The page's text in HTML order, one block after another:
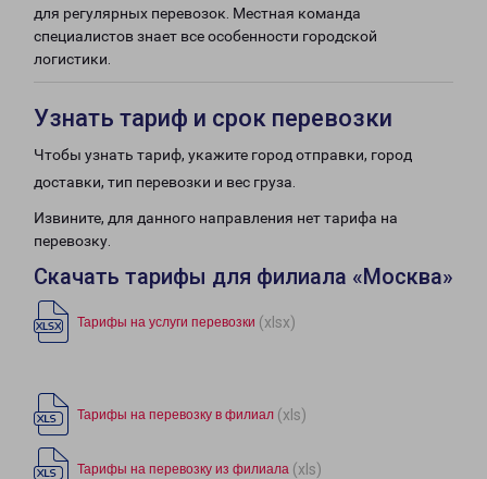
для регулярных перевозок. Местная команда
специалистов знает все особенности городской
логистики.
Узнать тариф и срок перевозки
Чтобы узнать тариф, укажите город отправки, город
доставки, тип перевозки и вес груза.
Извините, для данного направления нет тарифа на
перевозку.
Скачать тарифы для филиала «Москва»
Тарифы на услуги перевозки (xlsx)
Тарифы на перевозку в филиал (xls)
Тарифы на перевозку из филиала (xls)